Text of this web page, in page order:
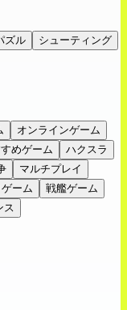
ズル
シューティング
オンラインゲーム
めゲーム
ハクスラ
マルチプレイ
ーム
戦艦ゲーム
ス